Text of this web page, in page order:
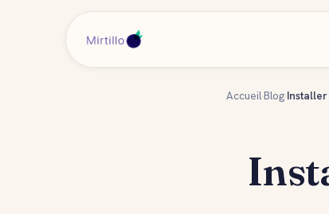
Accueil Blog